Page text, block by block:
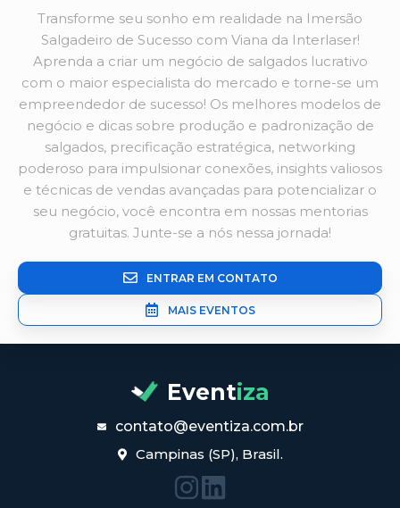
Transforme seu sonho em realidade na Imersão
Salgadeiro de Sucesso com Viana da Interlaser!
Aprenda a criar um negócio de salgados lucrativo
com o maior especialista do mercado e torne-se um
empreendedor de sucesso! Os melhores modelos de
negócio e dicas sobre produção e padronização de
salgados, precificação estratégica, networking
poderoso para impulsionar conexões, insights valiosos
e técnicas de vendas avançadas para potencializar o
seu negócio, você encontra em nossas mentorias
gratuitas. Junte-se a nós nessa jornada!
ENTRAR EM CONTATO
MAIS EVENTOS
Eventiza
contato@eventiza.com.br
Campinas (SP), Brasil.